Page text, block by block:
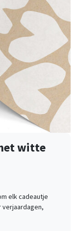
witte
elk cadeautje
verjaardagen,